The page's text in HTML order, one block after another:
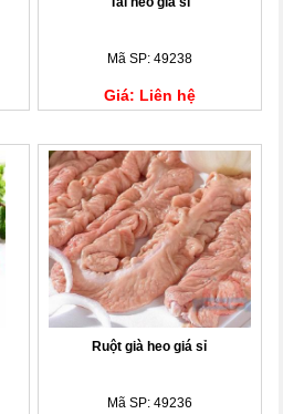
Mã SP: 49238
Giá: Liên hệ
Ruột già heo giá sỉ
Mã SP: 49236